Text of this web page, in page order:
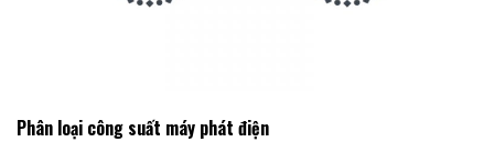
Phân loại công suất máy phát điện